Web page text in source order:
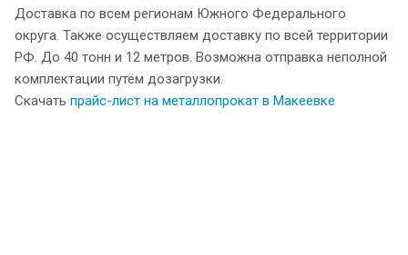
Доставка по всем регионам Южного Федерального
округа. Также осуществляем доставку по всей территории
РФ. До 40 тонн и 12 метров. Возможна отправка неполной
комплектации путём дозагрузки.
Скачать прайс-лист на металлопрокат в Макеевке